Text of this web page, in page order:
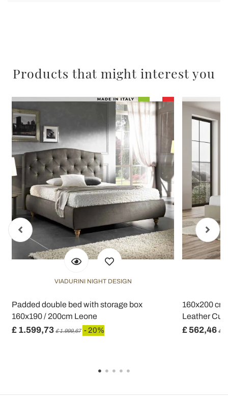
Products that might interest you
VIADURINI NIGHT DESIGN
Padded double bed with storage box
160x190 / 200cm Leone
£ 1.599,73 £ 1.999,67 - 20%
160x200
Leather
£ 562,46 £